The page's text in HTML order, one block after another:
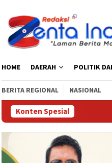
HOME DAERAH POLITIK
BERITA REGIONAL NASIONAL
Konten Spesial
Satresnarkoba